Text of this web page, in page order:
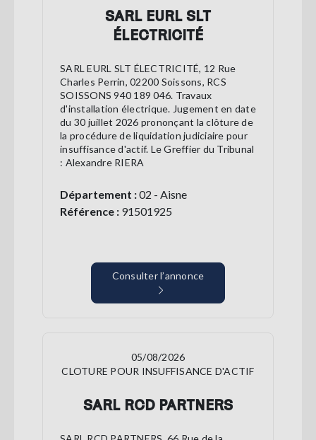
SARL EURL SLT
ÉLECTRICITÉ
SARL EURL SLT ÉLECTRICITÉ, 12 Rue
Charles Perrin, 02200 Soissons, RCS
SOISSONS 940 189 046. Travaux
d'installation électrique. Jugement en date
du 30 juillet 2026 prononçant la clôture de
la procédure de liquidation judiciaire pour
insuffisance d'actif. Le Greffier du Tribunal
: Alexandre RIERA
Département :02 - Aisne
Référence : 91501925
Consulter l’annonce
05/08/2026
CLOTURE POUR INSUFFISANCE D'ACTIF
SARL RCD PARTNERS